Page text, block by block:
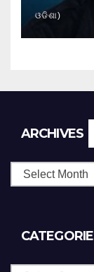
ଓଡିଶା)
ARCHIVES